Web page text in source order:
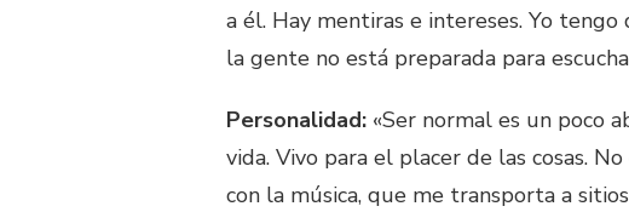
a él. Hay mentiras e intereses. Yo
la gente no está preparada para
Personalidad: «Ser normal es un poco
vida. Vivo para el placer de las cosas.
con la música, que me transporta a